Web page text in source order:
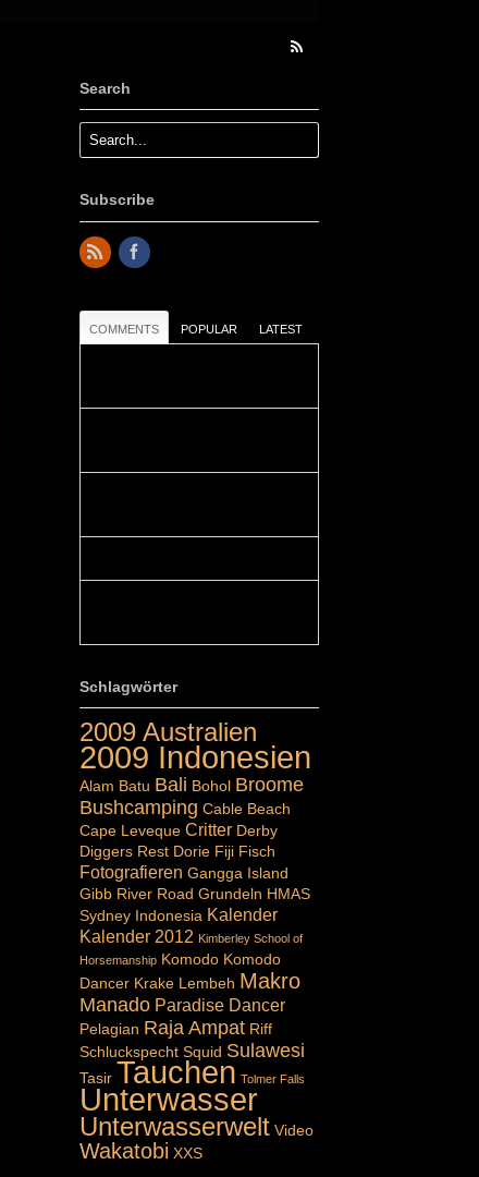
Search
Subscribe
COMMENTS POPULAR LATEST
Schlagwörter
2009 Australien
2009 Indonesien
Alam Batu Bali Bohol Broome
Bushcamping Cable Beach
Cape Leveque Critter Derby
Diggers Rest Dorie Fiji Fisch
Fotografieren Gangga Island
Gibb River Road Grundeln HMAS
Sydney Indonesia Kalender
Kalender 2012 Kimberley School of
Horsemanship Komodo Komodo
Dancer Krake Lembeh Makro
Manado Paradise Dancer
Pelagian Raja Ampat Riff
Schluckspecht Squid Sulawesi
Tasir Tauchen Tolmer Falls
Unterwasser
Unterwasserwelt Video
Wakatobi XXS